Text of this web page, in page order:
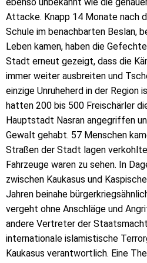
Attacke. Knapp 14 Monate nach
Schule im benachbarten Beslan,
Leben kamen, haben die
Stadt erneut gezeigt, dass die
immer weiter ausbreiten und
einzige Unruheherd in der Region
hatten 200 bis 500 Freischärler
Hauptstadt Nasran angegriffen
Gewalt gehabt. 57 Menschen
Straßen der Stadt lagen
Fahrzeuge waren zu sehen. In
zwischen Kaukasus und
Jahren beinahe
vergeht ohne Anschläge und
andere Vertreter der
internationale islamistische
Kaukasus verantwortlich. Eine